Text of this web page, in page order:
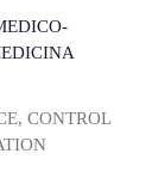
CONTROL